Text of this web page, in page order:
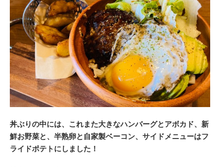
丼ぶりの中には、これまた大きなハンバーグとアボカド、新
鮮お野菜と、半熟卵と自家製ベーコン、サイドメニューはフ
ライドポテトにしました！